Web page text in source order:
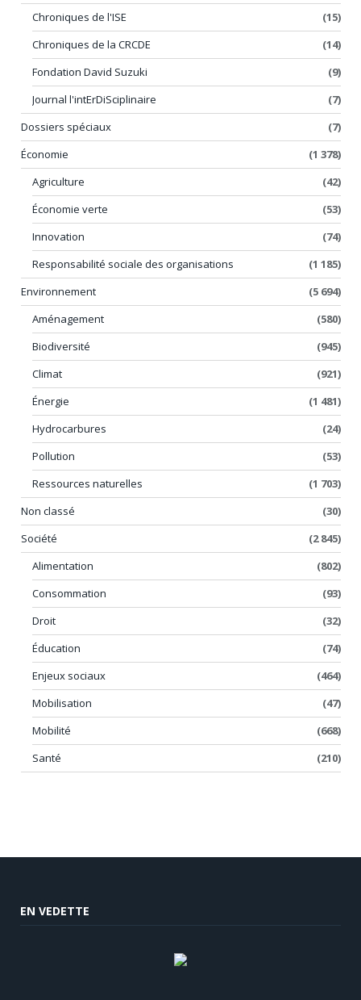
Chroniques de l'ISE
(15)
Chroniques de la CRCDE
(14)
Fondation David Suzuki
(9)
Journal l'intErDiSciplinaire
(7)
Dossiers spéciaux
(7)
Économie
(1 378)
Agriculture
(42)
Économie verte
(53)
Innovation
(74)
Responsabilité sociale des organisations
(1 185)
Environnement
(5 694)
Aménagement
(580)
Biodiversité
(945)
Climat
(921)
Énergie
(1 481)
Hydrocarbures
(24)
Pollution
(53)
Ressources naturelles
(1 703)
Non classé
(30)
Société
(2 845)
Alimentation
(802)
Consommation
(93)
Droit
(32)
Éducation
(74)
Enjeux sociaux
(464)
Mobilisation
(47)
Mobilité
(668)
Santé
(210)
EN VEDETTE